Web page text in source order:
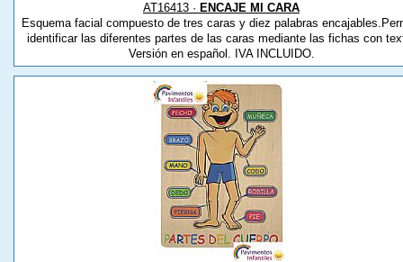
AT16413 · ENCAJE MI CARA
Esquema facial compuesto de tres caras y diez palabras
identificar las diferentes partes de las caras mediante las fichas con
Versión en español. IVA INCLUIDO.